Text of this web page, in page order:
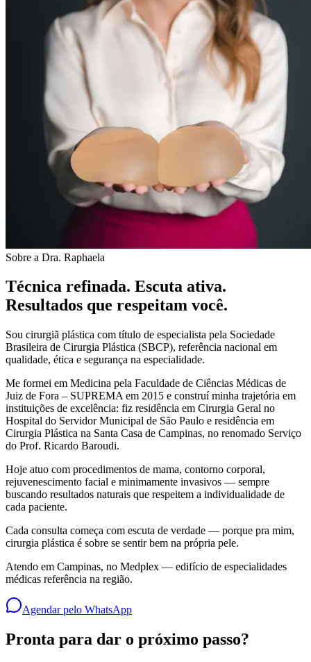
Sobre a Dra. Raphaela
Técnica refinada. Escuta ativa.
Resultados que respeitam você.
Sou cirurgiã plástica com título de especialista pela Sociedade
Brasileira de Cirurgia Plástica (SBCP), referência nacional em
qualidade, ética e segurança na especialidade.
Me formei em Medicina pela Faculdade de Ciências Médicas de
Juiz de Fora – SUPREMA em 2015 e construí minha trajetória em
instituições de excelência: fiz residência em Cirurgia Geral no
Hospital do Servidor Municipal de São Paulo e residência em
Cirurgia Plástica na Santa Casa de Campinas, no renomado Serviço
do Prof. Ricardo Baroudi.
Hoje atuo com procedimentos de mama, contorno corporal,
rejuvenescimento facial e minimamente invasivos — sempre
buscando resultados naturais que respeitem a individualidade de
cada paciente.
Cada consulta começa com escuta de verdade — porque pra mim,
cirurgia plástica é sobre se sentir bem na própria pele.
Atendo em Campinas, no Medplex — edifício de especialidades
médicas referência na região.
Agendar pelo WhatsApp
Pronta para dar o próximo passo?